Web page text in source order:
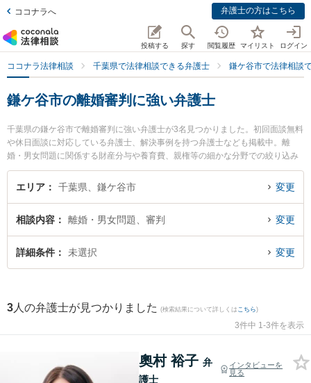
ココナラへ 弁護士の方はこちら
投稿する 探す 閲覧履歴 マイリスト ログイン
ココナラ法律相談 千葉県で法律相談できる弁護士 鎌ケ谷市で法律相談
鎌ケ谷市の離婚審判に強い弁護士
千葉県の鎌ケ谷市で離婚審判に強い弁護士が3名見つかりました。初回面談無料
や休日面談に対応している弁護士、解決事例を持つ弁護士なども掲載中。離
婚・男女問題に関係する財産分与や養育費、親権等の細かな分野での絞り込み
検索もでき便利です。特にかまがや総合法律事務所の奧村 裕子弁護士やかまが
や総合法律事務所の新川 雄斗弁護士、かまがや総合法律事務所の塚谷 祐貴弁護
い』『離婚審判のトラブル解決の実績豊富な近くの弁護士を検索したい』『初
回相談無料で離婚審判を法律相談できる鎌ケ谷市内の弁護士に相談予約した
い』などでお困りの相談者さんにおすすめです。
エリア 千葉県、鎌ケ谷市 変更
相談内容 離婚・男女問題、審判 変更
詳細条件 未選択 変更
3 人の弁護士が見つかりました (検索結果について詳しくは こちら)
3件中 1-3件を表示
奧村 裕子 弁
護士
インタビューを
見る